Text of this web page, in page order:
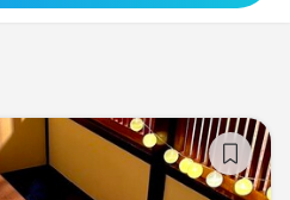
が、研修期間中でもお給料は好
給料へ反映します】
当店舗・エリアの売上げが伸び